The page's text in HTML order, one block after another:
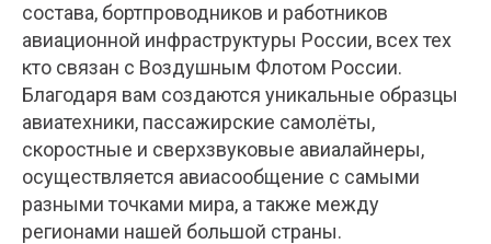
состава, бортпроводников и работников
авиационной инфраструктуры России, всех тех
кто связан с Воздушным Флотом России.
Благодаря вам создаются уникальные образцы
авиатехники, пассажирские самолёты,
скоростные и сверхзвуковые авиалайнеры,
осуществляется авиасообщение с самыми
разными точками мира, а также между
регионами нашей большой страны.